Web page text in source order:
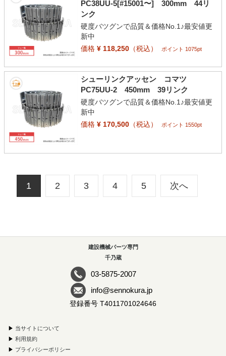
PC38UU-5[#15001〜] 300mm 44リ
ンク
硬度バツグンで品質＆価格No.1♪最安値更
新中
価格¥ 118,250（税込） ポイント 1075pt
シューリンクアッセン コマツ
PC75UU-2 450mm 39リンク
硬度バツグンで品質＆価格No.1♪最安値更
新中
価格¥ 170,500（税込） ポイント 1550pt
1 2 3 4 5 次へ
建設機械パーツ専門
千乃蔵
03-5875-2007
info@sennokura.jp
登録番号 T4011701024646
▶ 当サイトについて
▶ 利用規約
▶ プライバシーポリシー